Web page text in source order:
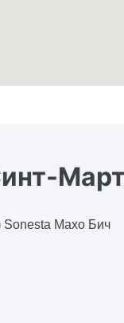
Махо Бич